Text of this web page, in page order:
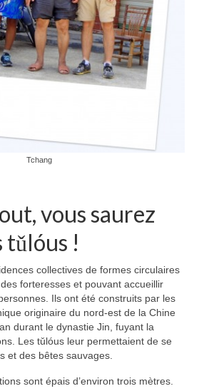
Tchang
vous saurez
tǔlóus !
collectives de formes circulaires
forteresses et pouvant accueillir
Ils ont été construits par les
originaire du nord-est de la Chine
durant le dynastie Jin, fuyant la
Les tǔlóus leur permettaient de se
et des bêtes sauvages.
sont épais d’environ trois mètres.